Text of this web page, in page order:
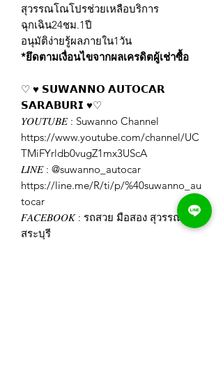
สุวรรณโณโปรช่วยเหลือบริการ
ฉุกเฉิน24ชม.1ปี
อนุมัติง่ายรู้ผลภายใน1วัน
*ยึดตามเงื่อนไขจากผลเครดิตผู้เช่าซื้อ
♡ ♥ 𝗦𝗨𝗪𝗔𝗡𝗡𝗢 𝗔𝗨𝗧𝗢𝗖𝗔𝗥
𝗦𝗔𝗥𝗔𝗕𝗨𝗥𝗜 ♥♡
𝑌𝑂𝑈𝑇𝑈𝐵𝐸: Suwanno Channel
https://www.youtube.com/channel/UC
TMiFYrldb0vugZ1mx3UScA
𝐿𝐼𝑁𝐸: @suwanno_autocar
https://line.me/R/ti/p/%40suwanno_au
tocar
𝐹𝐴𝐶𝐸𝐵𝑂𝑂𝐾: รถสวย มือสอง สุวรรณโณ
สระบุรี